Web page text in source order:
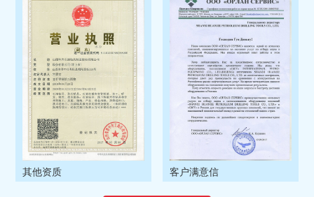
其他资质 客户满意信